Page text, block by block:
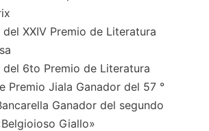
del XXIV Premio de Literatura
del 6to Premio de Literatura
Premio Jiala Ganador del 57 °
Ganador del segundo
Giallo»